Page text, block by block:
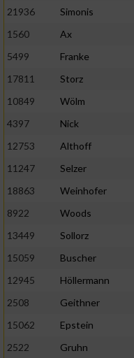
21936
Simonis
1560
Ax
5499
Franke
17811
Storz
10849
Wölm
4397
Nick
12753
Althoff
11247
Selzer
18863
Weinhofer
8922
Woods
13449
Sollorz
15059
Buscher
12945
Höllermann
2508
Geithner
15062
Epstein
2522
Gruhn